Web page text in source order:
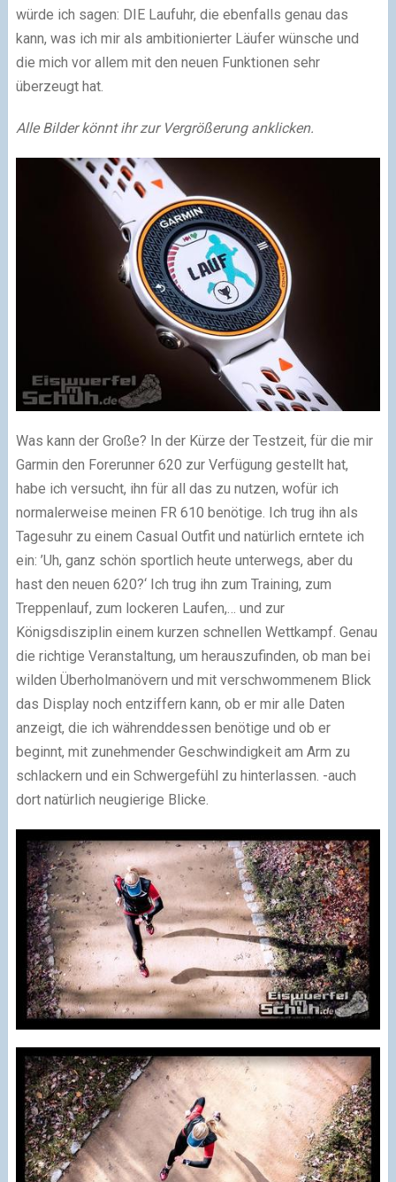
würde ich sagen: DIE Laufuhr, die ebenfalls genau das
kann, was ich mir als ambitionierter Läufer wünsche und
die mich vor allem mit den neuen Funktionen sehr
überzeugt hat.
Alle Bilder könnt ihr zur Vergrößerung anklicken.
Was kann der Große? In der Kürze der Testzeit, für die mir
Garmin den Forerunner 620 zur Verfügung gestellt hat,
habe ich versucht, ihn für all das zu nutzen, wofür ich
normalerweise meinen FR 610 benötige. Ich trug ihn als
Tagesuhr zu einem Casual Outfit und natürlich erntete ich
ein: ’Uh, ganz schön sportlich heute unterwegs, aber du
hast den neuen 620?‘ Ich trug ihn zum Training, zum
Treppenlauf, zum lockeren Laufen,… und zur
Königsdisziplin einem kurzen schnellen Wettkampf. Genau
die richtige Veranstaltung, um herauszufinden, ob man bei
wilden Überholmanövern und mit verschwommenem Blick
das Display noch entziffern kann, ob er mir alle Daten
anzeigt, die ich währenddessen benötige und ob er
beginnt, mit zunehmender Geschwindigkeit am Arm zu
schlackern und ein Schwergefühl zu hinterlassen. -auch
dort natürlich neugierige Blicke.